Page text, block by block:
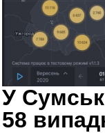
У
58